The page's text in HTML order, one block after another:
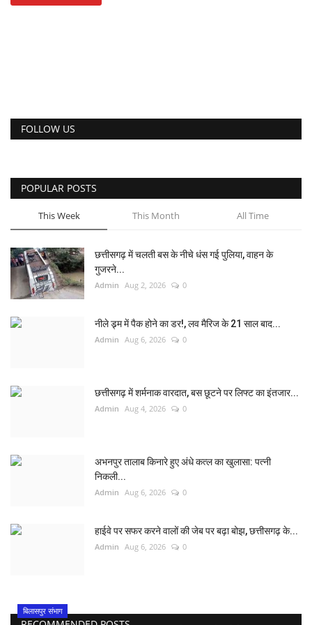
FOLLOW US
POPULAR POSTS
This Week This Month All Time
छत्तीसगढ़ में चलती बस के नीचे धंस गई पुलिया, वाहन के
गुजरने...
Admin Aug 2, 2026 0
नीले ड्र्म में पैक होने का डर!, लव मैरिज के 21 साल बाद...
Admin Aug 6, 2026 0
छत्तीसगढ़ में शर्मनाक वारदात, बस छूटने पर लिफ्ट का इंतजार...
Admin Aug 4, 2026 0
अभनपुर तालाब किनारे हुए अंधे कत्ल का खुलासा: पत्नी
निकली...
Admin Aug 6, 2026 0
हाईवे पर सफर करने वालों की जेब पर बढ़ा बोझ, छत्तीसगढ़ के...
Admin Aug 6, 2026 0
बिलासपुर संभाग